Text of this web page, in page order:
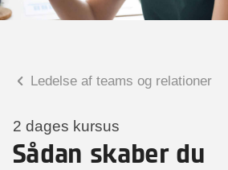
Ledelse af teams og relationer
2 dages kursus
Sådan skaber du
Kitt Maria Rosenberg